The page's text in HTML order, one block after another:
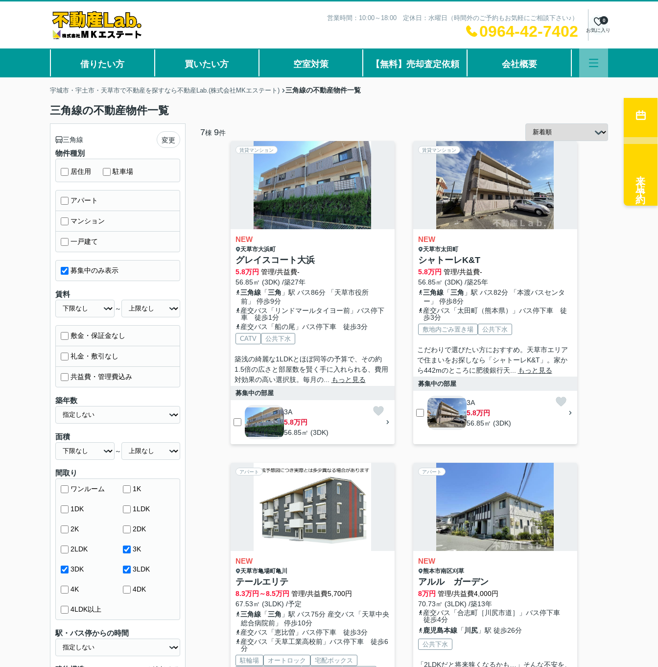
営業時間：10:00～18:00 定休日：水曜日（時間外のご予約もお気軽にご相談下さい♪）
0964-42-7402 お気に入り
0
借りたい方 買いたい方 空室対策 【無料】売却査定依頼 会社概要
宇城市・宇土市・天草市で不動産を探すなら不動産Lab.(株式会社MKエステート) 三角線の不動産物件一覧
三角線の不動産物件一覧
7棟 9件
賃貸マンション
NEW
天草市大浜町
グレイスコート大浜
5.8万円 管理/共益費-
56.85㎡ (3DK) /築27年
三角線「三角 」駅 バス86分 「天草市役所
前」 停歩9分
産交バス「リンドマールタイヨー前」バス停下
車 徒歩1分
産交バス「船の尾」バス停下車 徒歩3分
CATV 公共下水
築浅の綺麗な1LDKとほぼ同等の予算で、その約
1.5倍の広さと部屋数を賢く手に入れられる、費用
対効果の高い選択肢。毎月の...
もっと見る
募集中の部屋
3A
5.8万円
56.85㎡ (3DK)
賃貸マンション
NEW
天草市太田町
シャトーレK&T
5.8万円 管理/共益費-
56.85㎡ (3DK) /築25年
三角線「三角 」駅 バス82分 「本渡バスセンタ
ー」 停歩8分
産交バス「太田町（熊本県）」バス停下車 徒
歩3分
敷地内ごみ置き場 公共下水
こだわりで選びたい方におすすめ。天草市エリア
で住まいをお探しなら「シャトーレK&T」。家か
ら442mのところに肥後銀行天...
もっと見る
募集中の部屋
3A
5.8万円
56.85㎡ (3DK)
アパート
NEW
天草市亀場町亀川
テールエリテ
8.3万円～8.5万円 管理/共益費5,700円
67.53㎡ (3LDK) /予定
三角線「三角 」駅 バス75分 産交バス「天草中央
総合病院前」 停歩10分
産交バス「恵比曽」バス停下車 徒歩3分
産交バス「天草工業高校前」バス停下車 徒歩6
分
駐輪場 オートロック
宅配ボックス
アパート
NEW
熊本市南区刈草
アルル ガーデン
8万円 管理/共益費4,000円
70.73㎡ (3LDK) /築13年
産交バス「合志町［川尻市道］」バス停下車
徒歩4分
鹿児島本線「 川尻」駅 徒歩26分
公共下水
「2LDKだと将来狭くなるかも…」そんな不安を、
三角線 変更
物件種別
居住用 駐車場
アパート
マンション
一戸建て
募集中のみ表示
賃料
～
敷金・保証金なし
礼金・敷引なし
共益費・管理費込み
築年数
面積
～
間取り
ワンルーム 1K
1DK 1LDK
2K 2DK
2LDK 3K
3DK 3LDK
4K 4DK
4LDK以上
駅・バス停からの時間
来店予約